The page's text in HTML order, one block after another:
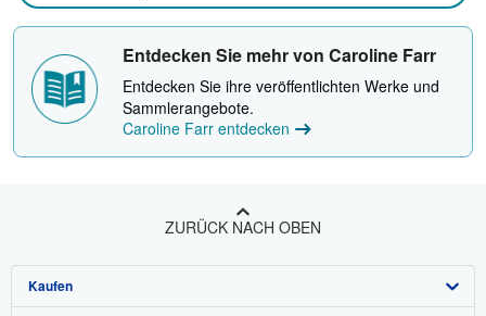
Entdecken Sie mehr von Caroline Farr
Entdecken Sie ihre veröffentlichten Werke und
Sammlerangebote.
Caroline Farr entdecken
ZURÜCK NACH OBEN
Kaufen